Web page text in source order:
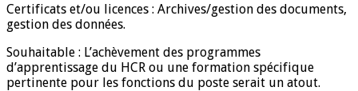
Certificats et/ou licences : Archives/gestion des documents,
gestion des données.
Souhaitable : L’achèvement des programmes
d’apprentissage du HCR ou une formation spécifique
pertinente pour les fonctions du poste serait un atout.